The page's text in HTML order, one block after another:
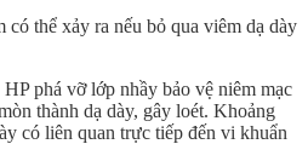
thể xảy ra nếu bỏ qua viêm dạ dày
HP phá vỡ lớp nhầy bảo vệ niêm mạc
thành dạ dày, gây loét. Khoảng
có liên quan trực tiếp đến vi khuẩn